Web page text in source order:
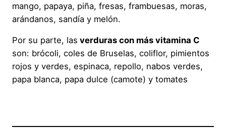
mango, papaya, piña, fresas, frambuesas, moras,
arándanos, sandía y melón.
Por su parte, las verduras con más vitamina C
son: brócoli, coles de Bruselas, coliflor, pimientos
rojos y verdes, espinaca, repollo, nabos verdes,
papa blanca, papa dulce (camote) y tomates